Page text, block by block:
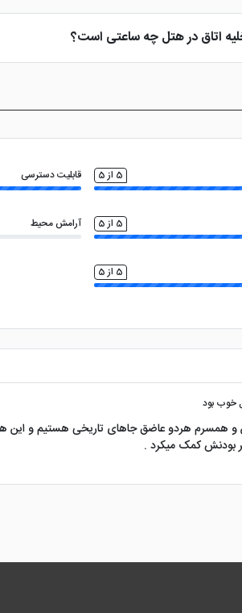
ورود و خروج، نوع اتاق و تعداد نفرات می توانید
اتاق در هتل چه ساعتی است؟
ظهر می باشد
5 از 5 قابلیت دسترسی
5 از 5 آرامش محیط
5 از 5
خوب بود
و همسرم هردو عاضق جاهای تاریخی هستیم و این
بودنش کمک میکرد .